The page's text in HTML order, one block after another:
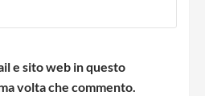
e sito web in questo
volta che commento.